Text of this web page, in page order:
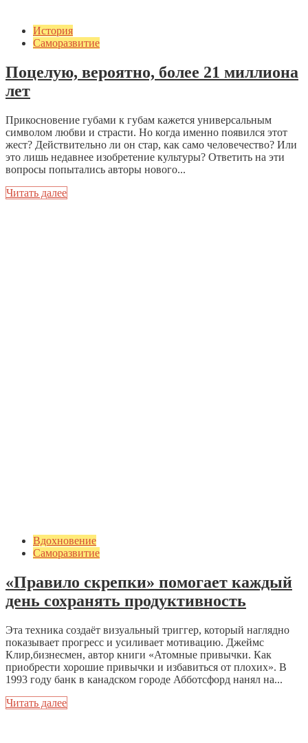
История
Саморазвитие
Поцелую, вероятно, более 21 миллиона
лет
Прикосновение губами к губам кажется универсальным
символом любви и страсти. Но когда именно появился этот
жест? Действительно ли он стар, как само человечество? Или
это лишь недавнее изобретение культуры? Ответить на эти
вопросы попытались авторы нового...
Читать далее
Вдохновение
Саморазвитие
«Правило скрепки» помогает каждый
день сохранять продуктивность
Эта техника создаёт визуальный триггер, который наглядно
показывает прогресс и усиливает мотивацию. Джеймс
Клир,бизнесмен, автор книги «Атомные привычки. Как
приобрести хорошие привычки и избавиться от плохих». В
1993 году банк в канадском городе Абботсфорд нанял на...
Читать далее